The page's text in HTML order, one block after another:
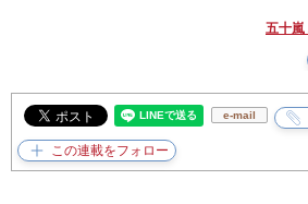
五十嵐
e-mail